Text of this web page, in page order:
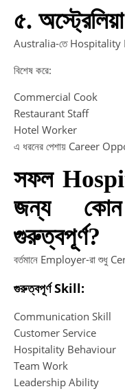
৫. অস্ট্রেলিয়া
Australia-তে Hospitality
বিশেষ করে:
Commercial Cook
Restaurant Staff
Hotel Worker
এ ধরনের পেশায় Career
সফল
জন্য
গুরুত্বপূর্ণ?
বর্তমানে Employer-রা শুধু
গুরুত্বপূর্ণ Skill:
Communication Skill
Customer Service
Hospitality Behaviour
Team Work
Leadership Ability